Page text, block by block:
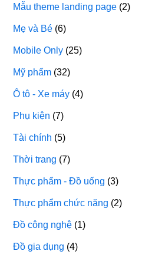
Mẫu theme landing page (2)
Mẹ và Bé (6)
Mobile Only (25)
Mỹ phẩm (32)
Ô tô - Xe máy (4)
Phụ kiện (7)
Tài chính (5)
Thời trang (7)
Thực phẩm - Đồ uống (3)
Thực phẩm chức năng (2)
Đồ công nghệ (1)
Đồ gia dụng (4)